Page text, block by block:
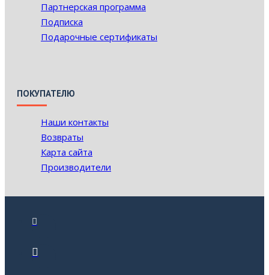
Партнерская программа
Подписка
Подарочные сертификаты
ПОКУПАТЕЛЮ
Наши контакты
Возвраты
Карта сайта
Производители